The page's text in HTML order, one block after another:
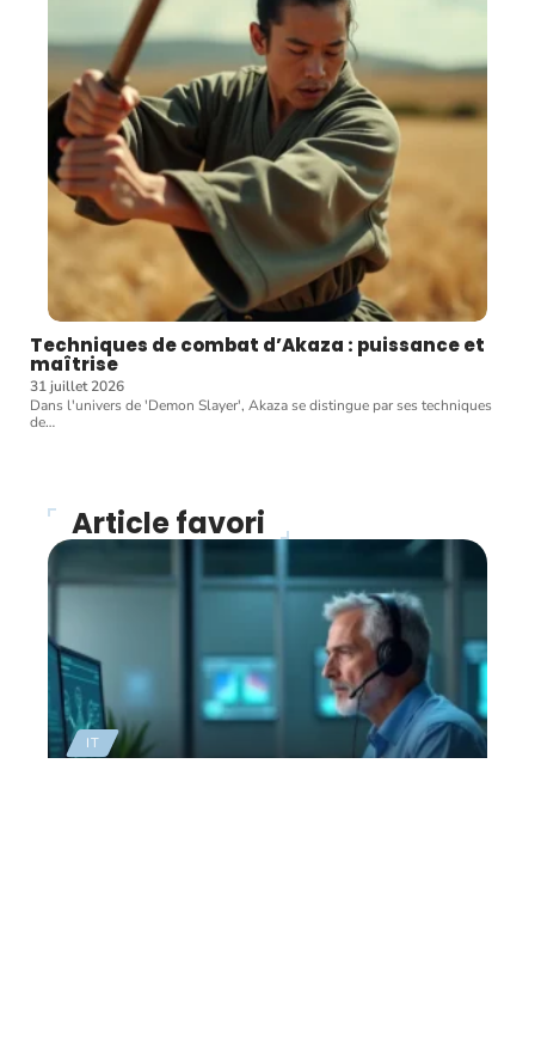
Techniques de combat d’Akaza : puissance et
maîtrise
31 juillet 2026
Dans l'univers de 'Demon Slayer', Akaza se distingue par ses techniques
de…
Article favori
IT